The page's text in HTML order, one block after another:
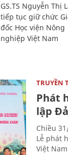
GS.TS Nguyễn Thị
tiếp tục giữ chức
đốc Học viện Nông
nghiệp Việt Nam
TRUYỀN
Phát
lập
Chiều
Lễ phát
Việt